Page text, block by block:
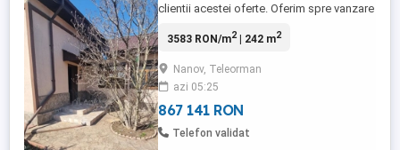
clientii acestei oferte. Oferim spre vanzare
P+mansarda in suprafata utila de 152 mp
2011(renovata 2021) . A doua casa din
caramida in suprafata utila de 75mp
.Imobilele sunt alaturate si ...
3583 RON/m2| 242 m2
Nanov, Teleorman
azi 05:25
867 141 RON
Telefon validat